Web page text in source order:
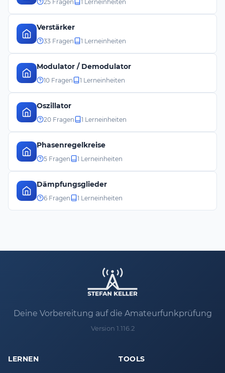
25 Fragen 1 Lerneinheiten
Verstärker
33 Fragen 1 Lerneinheiten
Modulator / Demodulator
10 Fragen 1 Lerneinheiten
Oszillator
20 Fragen 1 Lerneinheiten
Phasenregelkreise
5 Fragen 1 Lerneinheiten
Dämpfungsglieder
6 Fragen 1 Lerneinheiten
Deine Vorbereitung auf die Amateurfunkprüfung
Version 1.116.2
LERNEN TOOLS